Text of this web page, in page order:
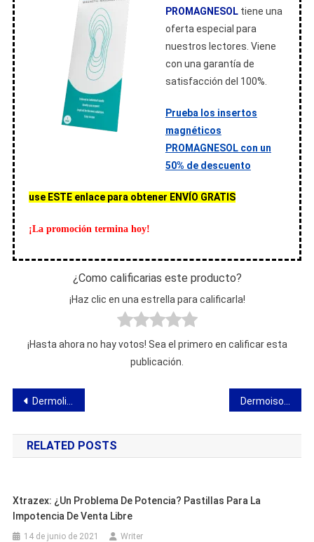
PROMAGNESOLtiene una
oferta especial para
nuestros lectores. Viene
con una garantía de
satisfacción del 100%.
Prueba los insertos
magnéticos
PROMAGNESOL con un
50% de descuento
use ESTE enlace para obtener ENVÍO GRATIS
¡La promoción termina hoy!
¿Como calificarias este producto?
¡Haz clic en una estrella para calificarla!
¡Hasta ahora no hay votos! Sea el primero en calificar esta
publicación.
Navegación
de
entradas
Dermolium – opiniones, ingredientes, acción, dosis, tienda, dónde comprar
RELATED POSTS
Xtrazex: ¿un Problema De Potencia? Pastillas Para La
Impotencia De Venta Libre
14 de junio de 2021 Writer